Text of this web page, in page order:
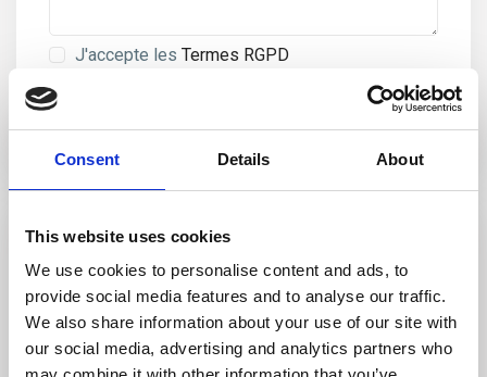
Consent Details About
This website uses cookies
We use cookies to personalise content and ads, to
provide social media features and to analyse our traffic.
We also share information about your use of our site with
our social media, advertising and analytics partners who
J'accepte lesTermes RGPD